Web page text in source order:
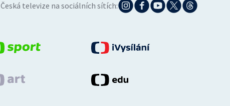
Česká televize na sociálních sítích: